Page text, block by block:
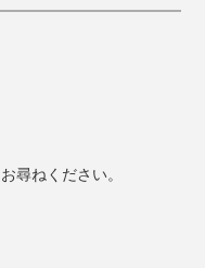
尋ねください。